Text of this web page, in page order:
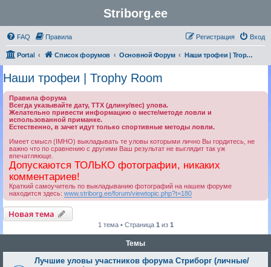
Striborg.ee
FAQ Правила Вход
Регистрация
Portal Список форумов Основной Форум Наши трофеи | Trophy Room
Наши трофеи | Trophy Room
Правила форума
Всегда указывайте дату, ТТХ (длину/вес) улова.
Желательно привести информацию о месте/методе ловли и
использованной приманке.
Естественно, в зачет идут только спортивные методы ловли.
Имеет смысл (IMHO) выкладывать те уловы которыми лично Вы гордитесь, не
важно что по сравнению с другими Ваш результат не выглядит так уж
впечатляюще.
Допускаются ТОЛЬКО фотографии, никаких
комментариев!
Краткий самоучитель по выкладыванию фотографий на нашем форуме
находится здесь: www.striborg.ee/forum/viewtopic.php?t=180
Новая тема
1 тема • Страница 1 из 1
Темы
Лучшие уловы участников форума Стриборг (личные/